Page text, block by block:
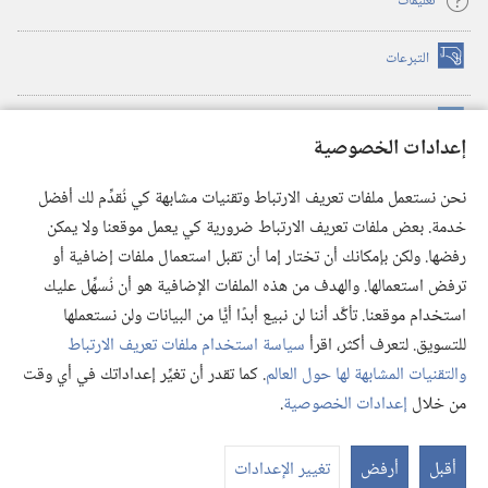
إعدادات الخصوصية
نحن نستعمل ملفات تعريف الارتباط وتقنيات مشابهة كي نُقدِّم لك أفضل
خدمة. بعض ملفات تعريف الارتباط ضرورية كي يعمل موقعنا ولا يمكن
رفضها. ولكن بإمكانك أن تختار إما أن تقبل استعمال ملفات إضافية أو
ترفض استعمالها. والهدف من هذه الملفات الإضافية هو أن نُسهِّل عليك
استخدام موقعنا. تأكَّد أننا لن نبيع أبدًا أيًّا من البيانات ولن نستعملها
للتسويق. لتعرف أكثر، اقرأسياسة استخدام ملفات تعريف الارتباط
والتقنيات المشابهة لها حول العالم. كما تقدر أن تغيِّر إعداداتك في أي وقت
من خلال إعدادات الخصوصية.
أقبل أرفض تغيير الإعدادات
التبرعات (يفتح
نافذة
(يفتح
نافذة
(يفتح
نافذة
جديدة) تطبيق ®
JW Library
مكتبة برج المراقبة
© 2026 .Watch Tower Bible and Tract Society of Pennsylvania
شروط الاستخدام |